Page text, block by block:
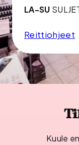
LA-SU
Reittiohjeet
Kuule